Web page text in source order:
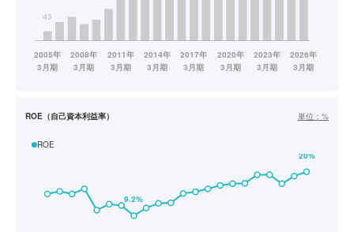
ROE（自己資本利益率） 単位： %
ROE